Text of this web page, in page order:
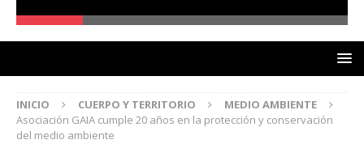
INICIO CUERPO Y TERRITORIO
MEDIO AMBIENTE
Asociación GAIA cumple 20 años en la protección y conservación
del medio ambiente